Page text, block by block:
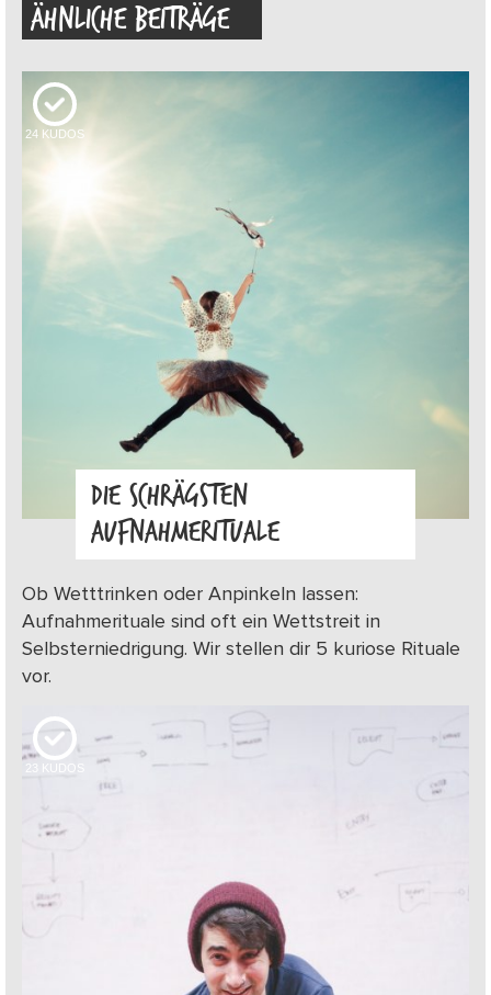
ÄHNLICHE BEITRÄGE
24 KUDOS
DIE SCHRÄGSTEN
AUFNAHMERITUALE
Ob Wetttrinken oder Anpinkeln lassen:
Aufnahmerituale sind oft ein Wettstreit in
Selbsterniedrigung. Wir stellen dir 5 kuriose Rituale
vor.
23 KUDOS